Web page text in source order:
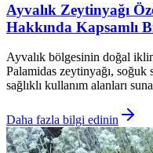
Ayvalık Zeytinyağı
Hakkında Kapsamlı
Ayvalık bölgesinin doğal
Palamidas zeytinyağı, soğuk
sağlıklı kullanım alanları
Daha fazla bilgi edinin